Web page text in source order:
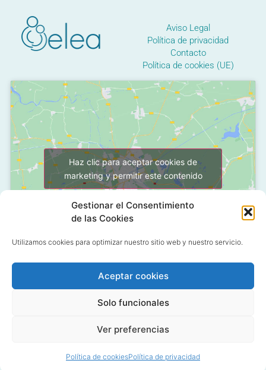
Gestionar el Consentimiento
de las Cookies
Utilizamos cookies para optimizar nuestro sitio web y nuestro servicio.
Aceptar cookies
Solo funcionales
Ver preferencias
Política de cookiesPolítica de privacidad
Aviso Legal
Política de privacidad
Contacto
Política de cookies (UE)
Haz clic para aceptar cookies de
marketing y permitir este contenido
C/ Grañón, 12 - Local
28050 Las Tablas - Madrid